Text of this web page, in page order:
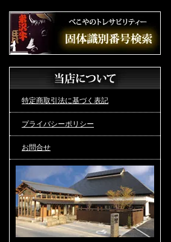
特定商取引法に基づく表記
プライバシーポリシー
お問合せ